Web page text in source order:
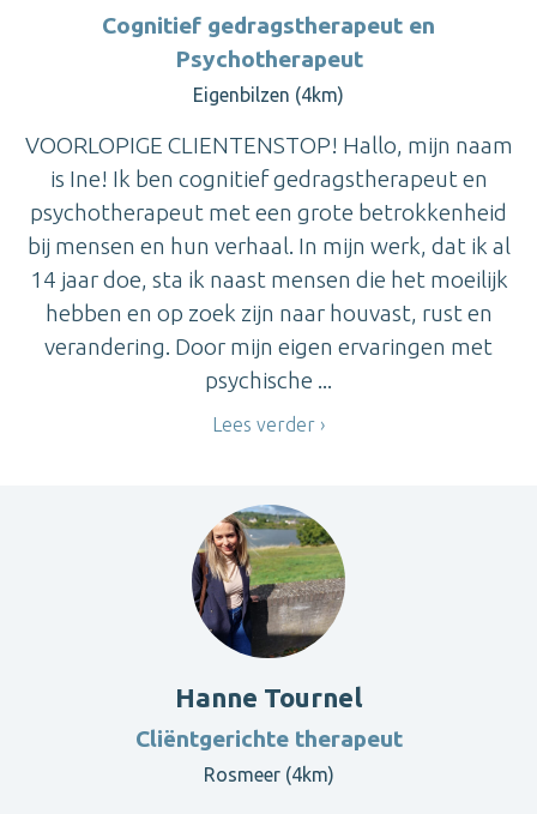
Cognitief gedragstherapeut en
Psychotherapeut
Eigenbilzen (4km)
VOORLOPIGE CLIENTENSTOP! Hallo, mijn naam
is Ine! Ik ben cognitief gedragstherapeut en
psychotherapeut met een grote betrokkenheid
bij mensen en hun verhaal. In mijn werk, dat ik al
14 jaar doe, sta ik naast mensen die het moeilijk
hebben en op zoek zijn naar houvast, rust en
verandering. Door mijn eigen ervaringen met
psychische ...
Lees verder
Hanne Tournel
Cliëntgerichte therapeut
Rosmeer (4km)